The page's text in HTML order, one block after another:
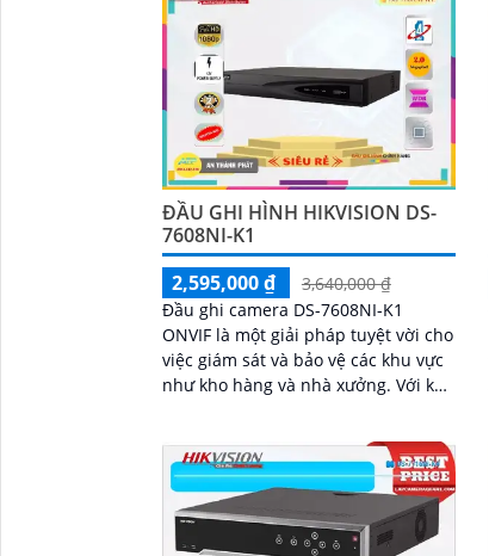
ĐẦU GHI HÌNH HIKVISION DS-
7608NI-K1
2,595,000 ₫
3,640,000 ₫
Đầu ghi camera DS-7608NI-K1
ONVIF là một giải pháp tuyệt vời cho
việc giám sát và bảo vệ các khu vực
như kho hàng và nhà xưởng. Với khả
hãng IP, mang lại chất lượng hình
ảnh ưu việt